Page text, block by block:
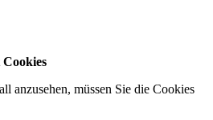
Cookies
anzusehen, müssen Sie die Cookies